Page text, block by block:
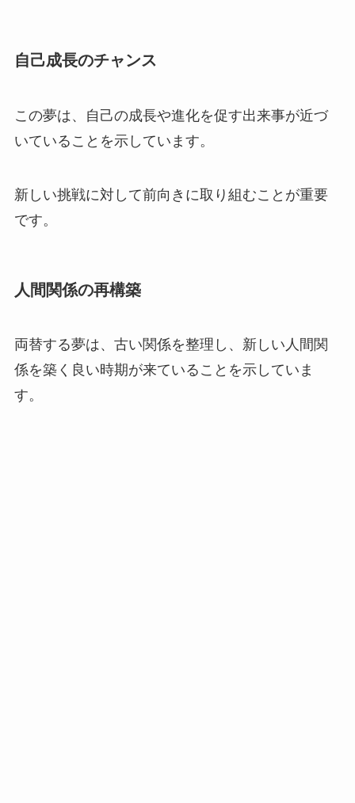
自己成長のチャンス
この夢は、自己の成長や進化を促す出来事が近づ
いていることを示しています。
新しい挑戦に対して前向きに取り組むことが重要
です。
人間関係の再構築
両替する夢は、古い関係を整理し、新しい人間関
係を築く良い時期が来ていることを示していま
す。